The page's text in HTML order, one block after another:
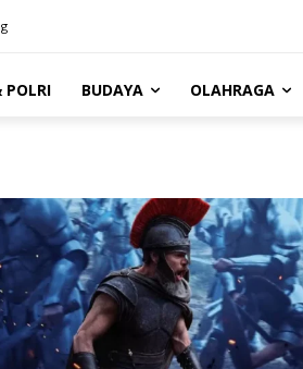
BUDAYA OLAHRAGA